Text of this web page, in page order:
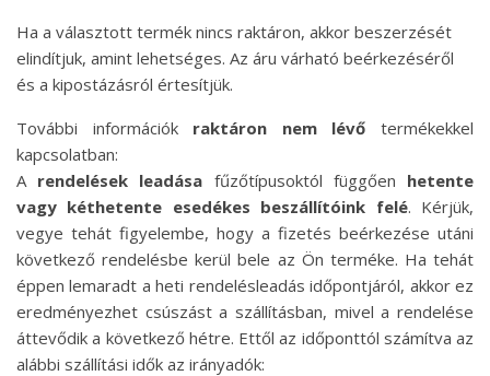
Ha a választott termék nincs raktáron, akkor beszerzését
elindítjuk, amint lehetséges. Az áru várható beérkezéséről
és a kipostázásról értesítjük.
További információk raktáron nem lévő termékekkel
kapcsolatban:
A rendelések leadása fűzőtípusoktól függően hetente
vagy kéthetente esedékes beszállítóink felé. Kérjük,
vegye tehát figyelembe, hogy a fizetés beérkezése utáni
következő rendelésbe kerül bele az Ön terméke. Ha tehát
éppen lemaradt a heti rendelésleadás időpontjáról, akkor ez
eredményezhet csúszást a szállításban, mivel a rendelése
áttevődik a következő hétre. Ettől az időponttól számítva az
alábbi szállítási idők az irányadók: